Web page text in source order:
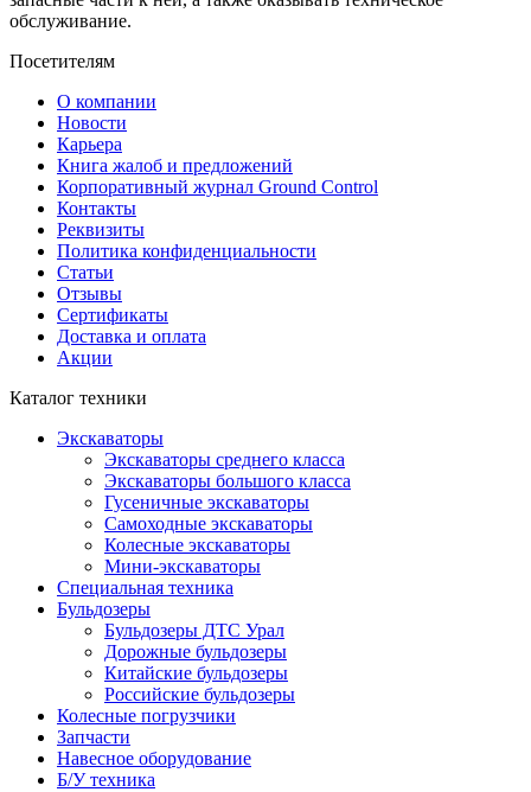
обслуживание.
Посетителям
О компании
Новости
Карьера
Книга жалоб и предложений
Корпоративный журнал Ground Control
Контакты
Реквизиты
Политика конфиденциальности
Статьи
Отзывы
Сертификаты
Доставка и оплата
Акции
Каталог техники
Экскаваторы
Экскаваторы среднего класса
Экскаваторы большого класса
Гусеничные экскаваторы
Самоходные экскаваторы
Колесные экскаваторы
Мини-экскаваторы
Специальная техника
Бульдозеры
Бульдозеры ДТС Урал
Дорожные бульдозеры
Китайские бульдозеры
Российские бульдозеры
Колесные погрузчики
Запчасти
Навесное оборудование
Б/У техника